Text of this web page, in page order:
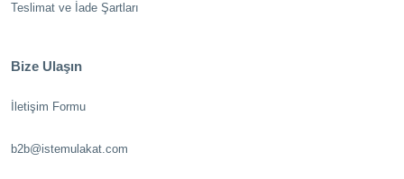
Teslimat ve İade Şartları
Bize Ulaşın
İletişim Formu
b2b@istemulakat.com